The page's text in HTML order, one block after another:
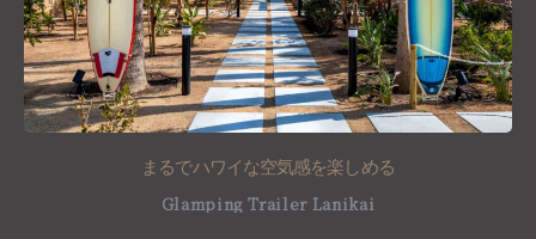
まるでハワイな空気感を楽しめる
Glamping Trailer Lanikai